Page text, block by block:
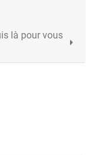
là pour vous